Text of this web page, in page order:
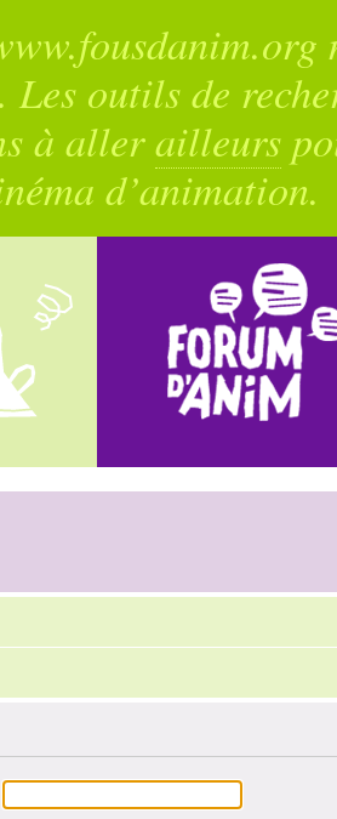
outils de
à allerailleurs
d’animation.